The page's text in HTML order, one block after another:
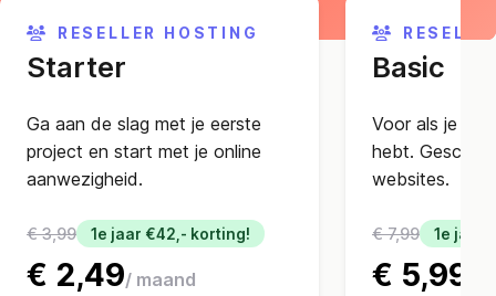
RESELLER HOSTING
Starter
Ga aan de slag met je eerste
project en start met je online
aanwezigheid.
€ 3,99 1e jaar €42,- korting!
€ 2,49/ maand
Basic
Voor als je net
hebt.
websites.
€ 7,99 1e jaar
€ 5,99